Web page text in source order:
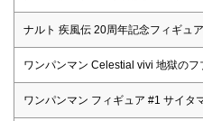
ナルト 疾風伝 20周年記念フィギュ
ワンパンマン Celestial vivi 地獄のフ
ワンパンマン フィギュア #1 サイタ